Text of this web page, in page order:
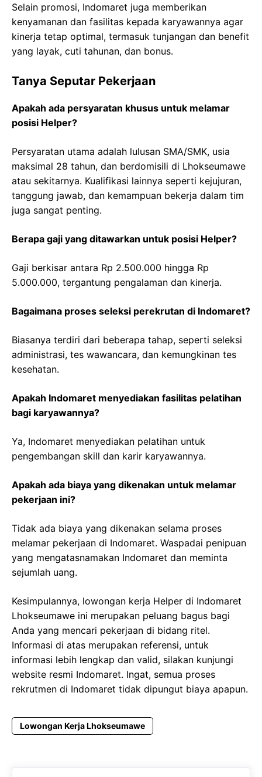
Selain promosi, Indomaret juga memberikan
kenyamanan dan fasilitas kepada karyawannya agar
kinerja tetap optimal, termasuk tunjangan dan benefit
yang layak, cuti tahunan, dan bonus.
Tanya Seputar Pekerjaan
Apakah ada persyaratan khusus untuk melamar
posisi Helper?
Persyaratan utama adalah lulusan SMA/SMK, usia
maksimal 28 tahun, dan berdomisili di Lhokseumawe
atau sekitarnya. Kualifikasi lainnya seperti kejujuran,
tanggung jawab, dan kemampuan bekerja dalam tim
juga sangat penting.
Berapa gaji yang ditawarkan untuk posisi Helper?
Gaji berkisar antara Rp 2.500.000 hingga Rp
5.000.000, tergantung pengalaman dan kinerja.
Bagaimana proses seleksi perekrutan di Indomaret?
Biasanya terdiri dari beberapa tahap, seperti seleksi
administrasi, tes wawancara, dan kemungkinan tes
kesehatan.
Apakah Indomaret menyediakan fasilitas pelatihan
bagi karyawannya?
Ya, Indomaret menyediakan pelatihan untuk
pengembangan skill dan karir karyawannya.
Apakah ada biaya yang dikenakan untuk melamar
pekerjaan ini?
Tidak ada biaya yang dikenakan selama proses
melamar pekerjaan di Indomaret. Waspadai penipuan
yang mengatasnamakan Indomaret dan meminta
sejumlah uang.
Kesimpulannya, lowongan kerja Helper di Indomaret
Lhokseumawe ini merupakan peluang bagus bagi
Anda yang mencari pekerjaan di bidang ritel.
Informasi di atas merupakan referensi, untuk
informasi lebih lengkap dan valid, silakan kunjungi
website resmi Indomaret. Ingat, semua proses
rekrutmen di Indomaret tidak dipungut biaya apapun.
Lowongan Kerja Lhokseumawe